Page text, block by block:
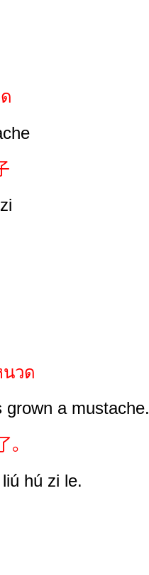
zi
นวด
a mustache.
。
hú zi le.